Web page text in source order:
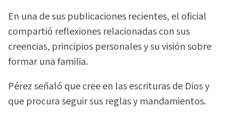
En una de sus publicaciones recientes, el oficial
compartió reflexiones relacionadas con sus
creencias, principios personales y su visión sobre
formar una familia.
Pérez señaló que cree en las escrituras de Dios y
que procura seguir sus reglas y mandamientos.